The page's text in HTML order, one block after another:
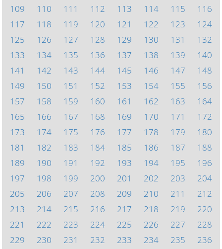
109
110 111 112 113 114 115
116
117
118 119 120 121 122 123
124
125
126 127 128 129 130 131
132
133
134 135 136 137 138 139
140
141
142 143 144 145 146 147
148
149
150 151 152 153 154 155
156
157
158 159 160 161 162 163
164
165
166 167 168 169 170 171
172
173
174 175 176 177 178 179
180
181
182 183 184 185 186 187
188
189
190 191 192 193 194 195
196
197
198 199 200 201 202 203
204
205
206 207 208 209 210 211
212
213
214 215 216 217 218 219
220
221
222 223 224 225 226 227
228
229
230 231 232 233 234 235
236